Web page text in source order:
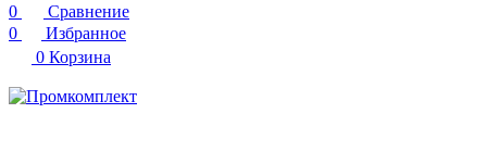
0
Сравнение
0
Избранное
0 Корзина